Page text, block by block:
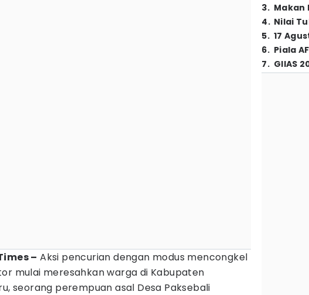
– Aksi pencurian dengan modus mencongkel
mulai meresahkan warga di Kabupaten
seorang perempuan asal Desa Paksebali
3. Makan
4. Nilai
5. 17
6. Piala
7. GIIAS